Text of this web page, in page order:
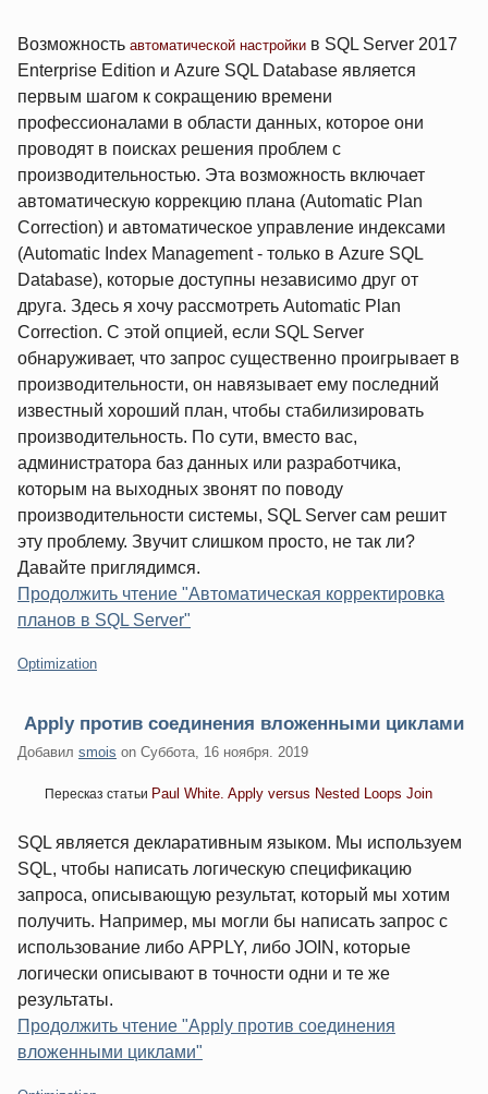
Возможность автоматической настройки в SQL Server 2017
Enterprise Edition и Azure SQL Database является
первым шагом к сокращению времени
профессионалами в области данных, которое они
проводят в поисках решения проблем с
производительностью. Эта возможность включает
автоматическую коррекцию плана (Automatic Plan
Correction) и автоматическое управление индексами
(Automatic Index Management - только в Azure SQL
Database), которые доступны независимо друг от
друга. Здесь я хочу рассмотреть Automatic Plan
Correction. С этой опцией, если SQL Server
обнаруживает, что запрос существенно проигрывает в
производительности, он навязывает ему последний
известный хороший план, чтобы стабилизировать
производительность. По сути, вместо вас,
администратора баз данных или разработчика,
которым на выходных звонят по поводу
производительности системы, SQL Server сам решит
эту проблему. Звучит слишком просто, не так ли?
Давайте приглядимся.
Продолжить чтение "Автоматическая корректировка
планов в SQL Server"
Категории:
Optimization
Apply против соединения вложенными циклами
Добавил smois on Суббота, 16 ноября. 2019
Пересказ статьи Paul White. Apply versus Nested Loops Join
SQL является декларативным языком. Мы используем
SQL, чтобы написать логическую спецификацию
запроса, описывающую результат, который мы хотим
получить. Например, мы могли бы написать запрос с
использование либо APPLY, либо JOIN, которые
логически описывают в точности одни и те же
результаты.
Продолжить чтение "Apply против соединения
вложенными циклами"